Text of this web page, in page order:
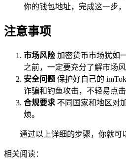
你的钱包地址，完成这一步
注意事项
市场风险加密货币市场犹如
之前，一定要充分了解市场
安全问题 保护好自己的
诈骗和钓鱼攻击，不轻易点
合规要求 不同国家和地区对
烦。
通过以上详细的步骤，你就可
相关阅读：